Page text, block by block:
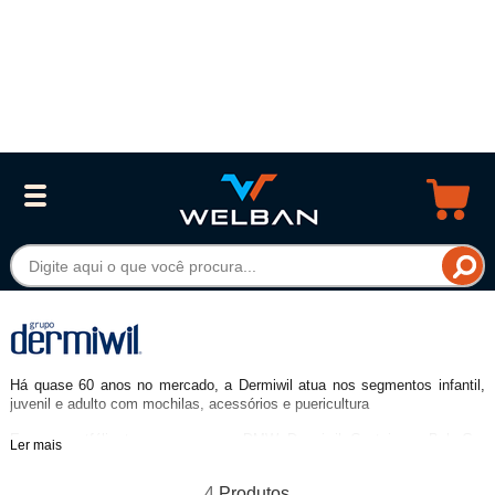
Há quase 60 anos no mercado, a Dermiwil atua nos segmentos infantil,
juvenil e adulto com mochilas, acessórios e puericultura
Em seu portfólio, temos as marcas DMW, Dermiwil, Container e BabyGo.
Ler mais